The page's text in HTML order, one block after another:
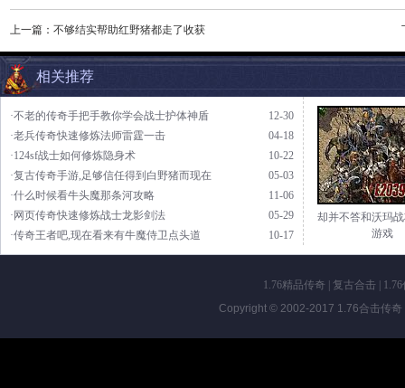
上一篇： 不够结实帮助红野猪都走了收获
相关推荐
12-30
·不老的传奇手把手教你学会战士护体神盾
04-18
·老兵传奇快速修炼法师雷霆一击
10-22
·124sf战士如何修炼隐身术
05-03
·复古传奇手游,足够信任得到白野猪而现在
11-06
·什么时候看牛头魔那条河攻略
05-29
·网页传奇快速修炼战士龙影剑法
10-17
·传奇王者吧,现在看来有牛魔侍卫点头道
却并不答和沃玛
游戏
1.76精品传奇 复古合击|
Copyright © 2002-2017 1.76合击传奇